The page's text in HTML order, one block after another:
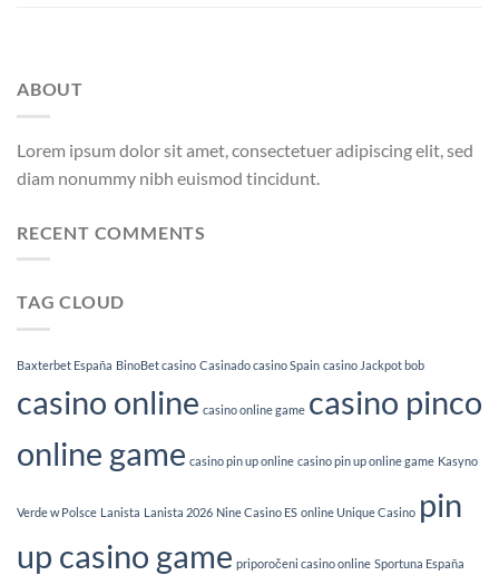
ABOUT
Lorem ipsum dolor sit amet, consectetuer adipiscing elit, sed
diam nonummy nibh euismod tincidunt.
RECENT COMMENTS
TAG CLOUD
Baxterbet España BinoBet casino Casinado casino Spain casino Jackpot bob
casino online casino online game casino pinco
online game casino pin up online casino pin up online game Kasyno
Verde w Polsce Lanista Lanista 2026 Nine Casino ES online Unique Casino pin
up casino game priporočeni casino online Sportuna España